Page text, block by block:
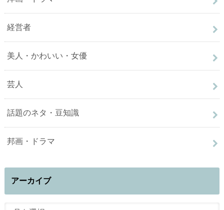
経営者
美人・かわいい・女優
芸人
話題のネタ・豆知識
邦画・ドラマ
アーカイブ